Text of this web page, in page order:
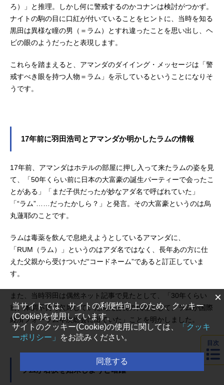
ろ）」と推理。しかし何に警戒するのかコナンは検討がつかず。
ナイトの駒の目に口紅が付いていることをヒントに、当時を知る
黒田は異様な瞳の男（＝ラム）とすれ違ったことを思い出し、ヘ
ビの眼のようだったと表現します。
これらを踏まえると、アマンダのダイイング・メッセージは「警
戒すべき眼を持つ人物＝ラム」を示しているということになりそ
うです。
17年前に羽田浩司とアマンダか明かしたラムの情報
17年前、アマンダはホテルの部屋に押し入って来たラムの姿を見
て、「50年くらい前に日本の大富豪の誕生パーティーで会ったこ
とがある」「まだ子供だったが妙なアダ名で呼ばれていた」
「“ラム”……だったかしら？」と発言。その大富豪というのは烏
丸蓮耶のことです。
ラムは毒薬を飲んで息絶えようとしているアマンダに、
「RUM（ラム）」というのはアダ名ではなく、長年あの方に仕
えた父親から受けついだ“コードネーム”であると訂正していま
す。
また、当時羽田は偶然ネット記事で見たとして、「30年くらい
前、体調不良で欠席していた烏丸会長の代理として、ラムが国際
経済フォーラム年次総会に出ていた」ことを明かしました。
ラムが若狭を始末しようと暗躍
目次
×
当サイトでは、サイトの利便性向上のため、クッキー
(Cookie)を使用しています。
サイトのクッキー(Cookie)の使用に関しては、
「クッキ
ーポリシー」
をお読みください。
同意する